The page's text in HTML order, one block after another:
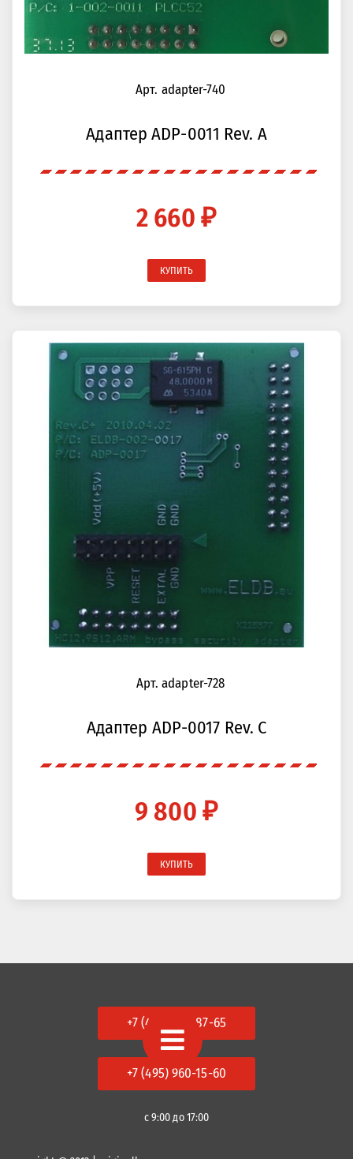
Арт. adapter-740
Адаптер ADP-0011 Rev. A
2 660 ₽
КУПИТЬ
Арт. adapter-728
Адаптер ADP-0017 Rev. С
9 800 ₽
КУПИТЬ
+7 (495) 978-87-65
+7 (495) 960-15-60
с 9:00 до 17:00